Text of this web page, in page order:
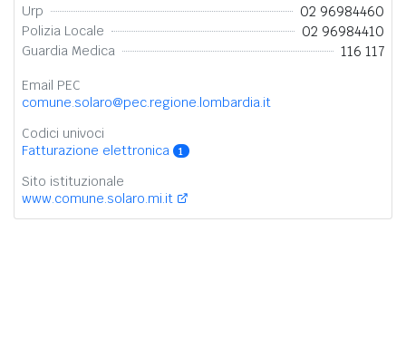
Urp 02 96984460
Polizia Locale 02 96984410
Guardia Medica 116 117
Email PEC
comune.solaro@pec.regione.lombardia.it
Codici univoci
Fatturazione elettronica
1
Sito istituzionale
www.comune.solaro.mi.it